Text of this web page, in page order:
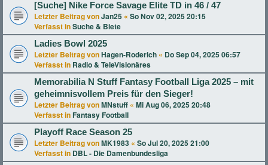
[Suche] Nike Force Savage Elite TD in 46 / 47
Letzter Beitrag vonJan25 « So Nov 02, 2025 20:15
Verfasst inSuche & Biete
Ladies Bowl 2025
Letzter Beitrag vonHagen-Roderich « Do Sep 04, 2025 06:57
Verfasst in Radio & TeleVisionäres
Memorabilia N Stuff Fantasy Football Liga 2025 – mit
geheimnisvollem Preis für den Sieger!
Letzter Beitrag vonMNstuff « Mi Aug 06, 2025 20:48
Verfasst in Fantasy Football
Playoff Race Season 25
Letzter Beitrag vonMK1983 « So Jul 20, 2025 21:00
Verfasst in DBL - Die Damenbundesliga